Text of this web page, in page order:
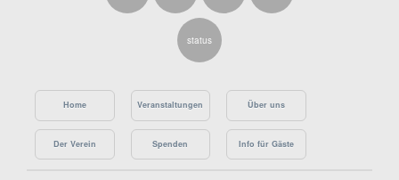
status
Main menu
Skip
content
Home Veranstaltungen Über uns
Der Verein Spenden Info für Gäste